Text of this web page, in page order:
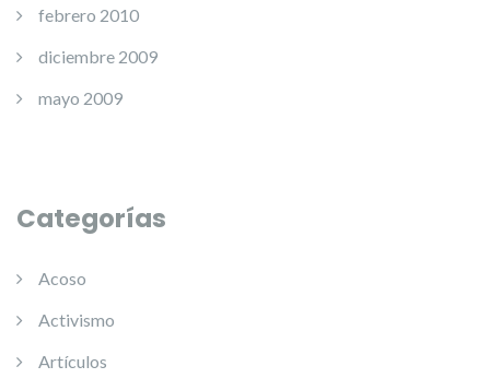
febrero 2010
diciembre 2009
mayo 2009
Categorías
Acoso
Activismo
Artículos